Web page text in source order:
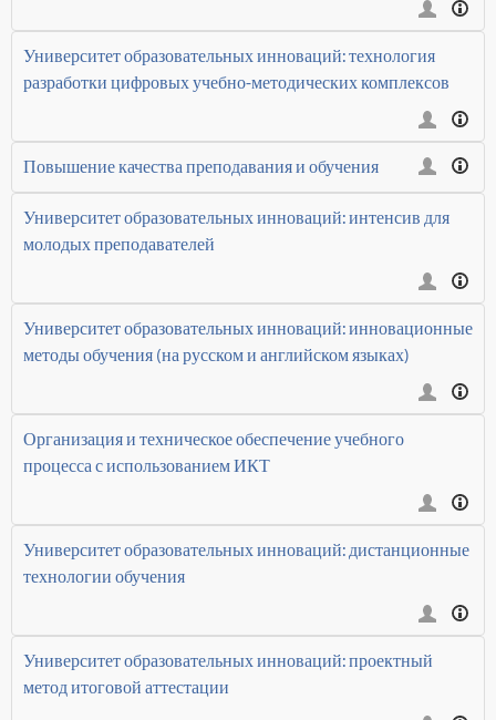
Университет образовательных инноваций: технология
разработки цифровых учебно-методических комплексов
Повышение качества преподавания и обучения
Университет образовательных инноваций: интенсив для
молодых преподавателей
Университет образовательных инноваций: инновационные
методы обучения (на русском и английском языках)
Организация и техническое обеспечение учебного
процесса с использованием ИКТ
Университет образовательных инноваций: дистанционные
технологии обучения
Университет образовательных инноваций: проектный
метод итоговой аттестации